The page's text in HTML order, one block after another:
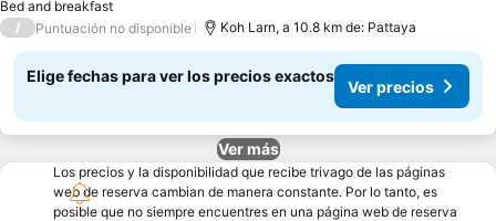
Bed and breakfast
/ Puntuación no disponible Koh Larn, a 10.8 km de: Pattaya
Elige fechas para ver los precios exactos
Ver precios
Ver más
Los precios y la disponibilidad que recibe trivago de las páginas
web de reserva cambian de manera constante. Por lo tanto, es
posible que no siempre encuentres en una página web de reserva